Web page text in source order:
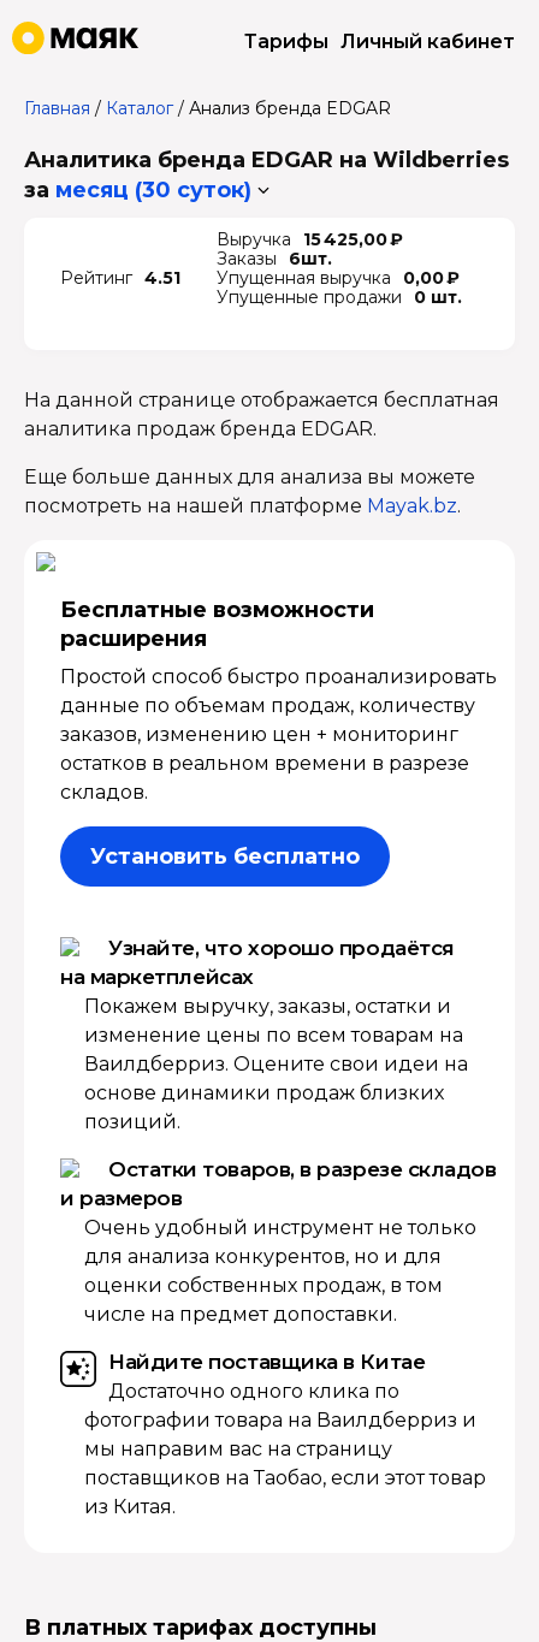
Тарифы Личный кабинет
Главная / Каталог/ Анализ бренда EDGAR
Аналитика бренда EDGAR на Wildberries
за месяц (30 суток)
Рейтинг 4.51
Выручка
15 425,00 ₽
Заказы
6шт.
Упущенная выручка
0,00 ₽
Упущенные продажи
0 шт.
На данной странице отображается бесплатная
аналитика продаж бренда EDGAR.
Еще больше данных для анализа вы можете
посмотреть на нашей платформе Mayak.bz.
Бесплатные возмож­ности
расширения
Простой способ быстро проанализировать
данные по объемам продаж, количеству
заказов, изменению цен + мониторинг
остатков в реальном времени в разрезе
складов.
Установить бесплатно
Узнайте, что хорошо продаётся
на маркетплейсах
Покажем выручку, заказы, остатки и
изменение цены по всем товарам на
Ваилдберриз. Оцените свои идеи на
основе динамики продаж близких
позиций.
Остатки товаров, в разрезе складов
и размеров
Очень удобный инструмент не только
для анализа конкурентов, но и для
оценки собственных продаж, в том
числе на предмет допоставки.
Найдите поставщика в Китае
Достаточно одного клика по
фотографии товара на Ваилдберриз и
мы направим вас на страницу
поставщиков на Таобао, если этот товар
из Китая.
В платных тарифах доступны